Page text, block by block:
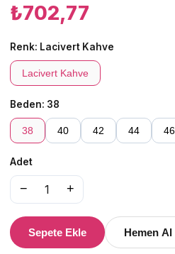
₺702,77
Renk: Lacivert Kahve
Lacivert Kahve
Beden: 38
38 40 42 44 46
Adet
− 1 +
Sepete Ekle Hemen Al